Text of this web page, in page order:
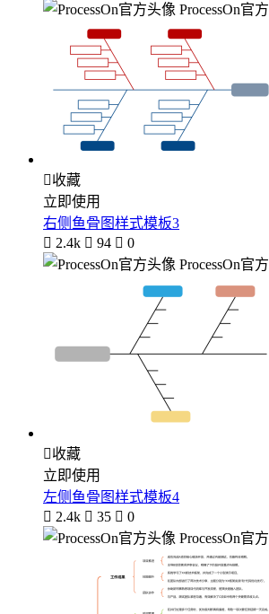
ProcessOn官方
收藏
立即使用
右侧鱼骨图样式模板3
 2.4k  94  0
ProcessOn官方
收藏
立即使用
左侧鱼骨图样式模板4
 2.4k  35  0
ProcessOn官方